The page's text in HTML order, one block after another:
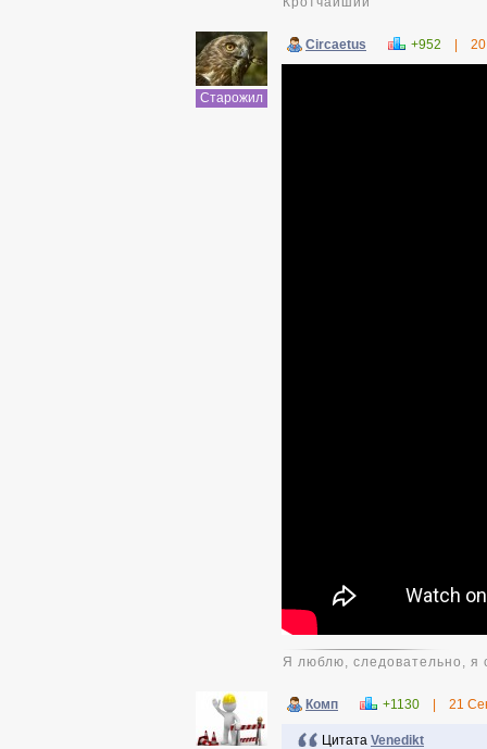
Старожил
Circaetus +952
Я люблю, следовательно, я
Комп +1130 21
Цитата Venedikt